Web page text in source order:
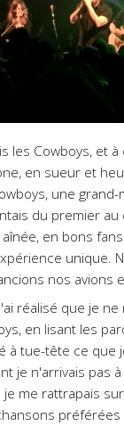
les Cowboys, et
en sueur et
une
du premier au
aînée, en bons
unique.
nos avions
réalisé que je ne
en lisant les
à tue-tête ce que
je n'arrivais pas
me rattrapais
préférées